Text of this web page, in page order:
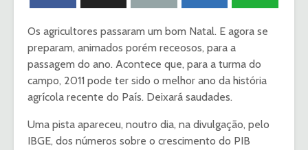
Os agricultores passaram um bom Natal. E agora se
preparam, animados porém receosos, para a
passagem do ano. Acontece que, para a turma do
campo, 2011 pode ter sido o melhor ano da história
agrícola recente do País. Deixará saudades.
Uma pista apareceu, noutro dia, na divulgação, pelo
IBGE, dos números sobre o crescimento do PIB